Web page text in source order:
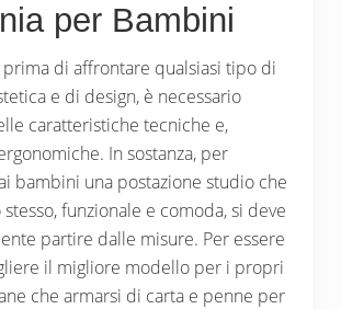
per Bambini
prima di affrontare qualsiasi tipo di
e di design, è necessario
caratteristiche tecniche e,
In sostanza, per
bambini una postazione studio che
funzionale e comoda, si deve
partire dalle misure. Per essere
il migliore modello per i propri
che armarsi di carta e penne per